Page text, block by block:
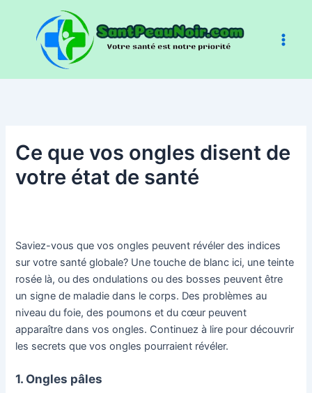
contenu
Ce que vos ongles disent de
votre état de santé
Saviez-vous que vos ongles peuvent révéler des indices
sur votre santé globale? Une touche de blanc ici, une teinte
rosée là, ou des ondulations ou des bosses peuvent être
un signe de maladie dans le corps. Des problèmes au
niveau du foie, des poumons et du cœur peuvent
apparaître dans vos ongles. Continuez à lire pour découvrir
les secrets que vos ongles pourraient révéler.
1. Ongles pâles